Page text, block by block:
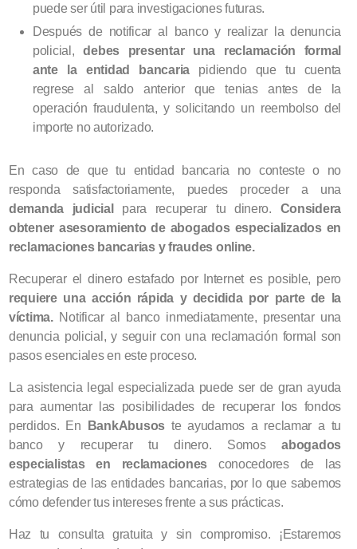
puede ser útil para investigaciones futuras.
Después de notificar al banco y realizar la denuncia
policial,debes presentar una reclamación formal
ante la entidad bancaria pidiendo que tu cuenta
regrese al saldo anterior que tenias antes de la
operación fraudulenta, y solicitando un reembolso del
importe no autorizado.
En caso de que tu entidad bancaria no conteste o no
responda satisfactoriamente, puedes proceder a una
demanda judicial
para recuperar tu dinero. Considera
obtener asesoramiento de abogados especializados en
reclamaciones bancarias y fraudes online.
Recuperar el dinero estafado por Internet es posible, pero
requiere una acción rápida y decidida por parte de la
víctima.Notificar al banco inmediatamente, presentar una
denuncia policial, y seguir con una reclamación formal son
pasos esenciales en este proceso.
La asistencia legal especializada puede ser de gran ayuda
para aumentar las posibilidades de recuperar los fondos
perdidos. En
BankAbusos te ayudamos a reclamar a tu
banco y recuperar tu dinero. Somosabogados
especialistas en reclamaciones conocedores de las
estrategias de las entidades bancarias, por lo que sabemos
cómo defender tus intereses frente a sus prácticas.
Haz tu consulta gratuita y sin compromiso. ¡Estaremos